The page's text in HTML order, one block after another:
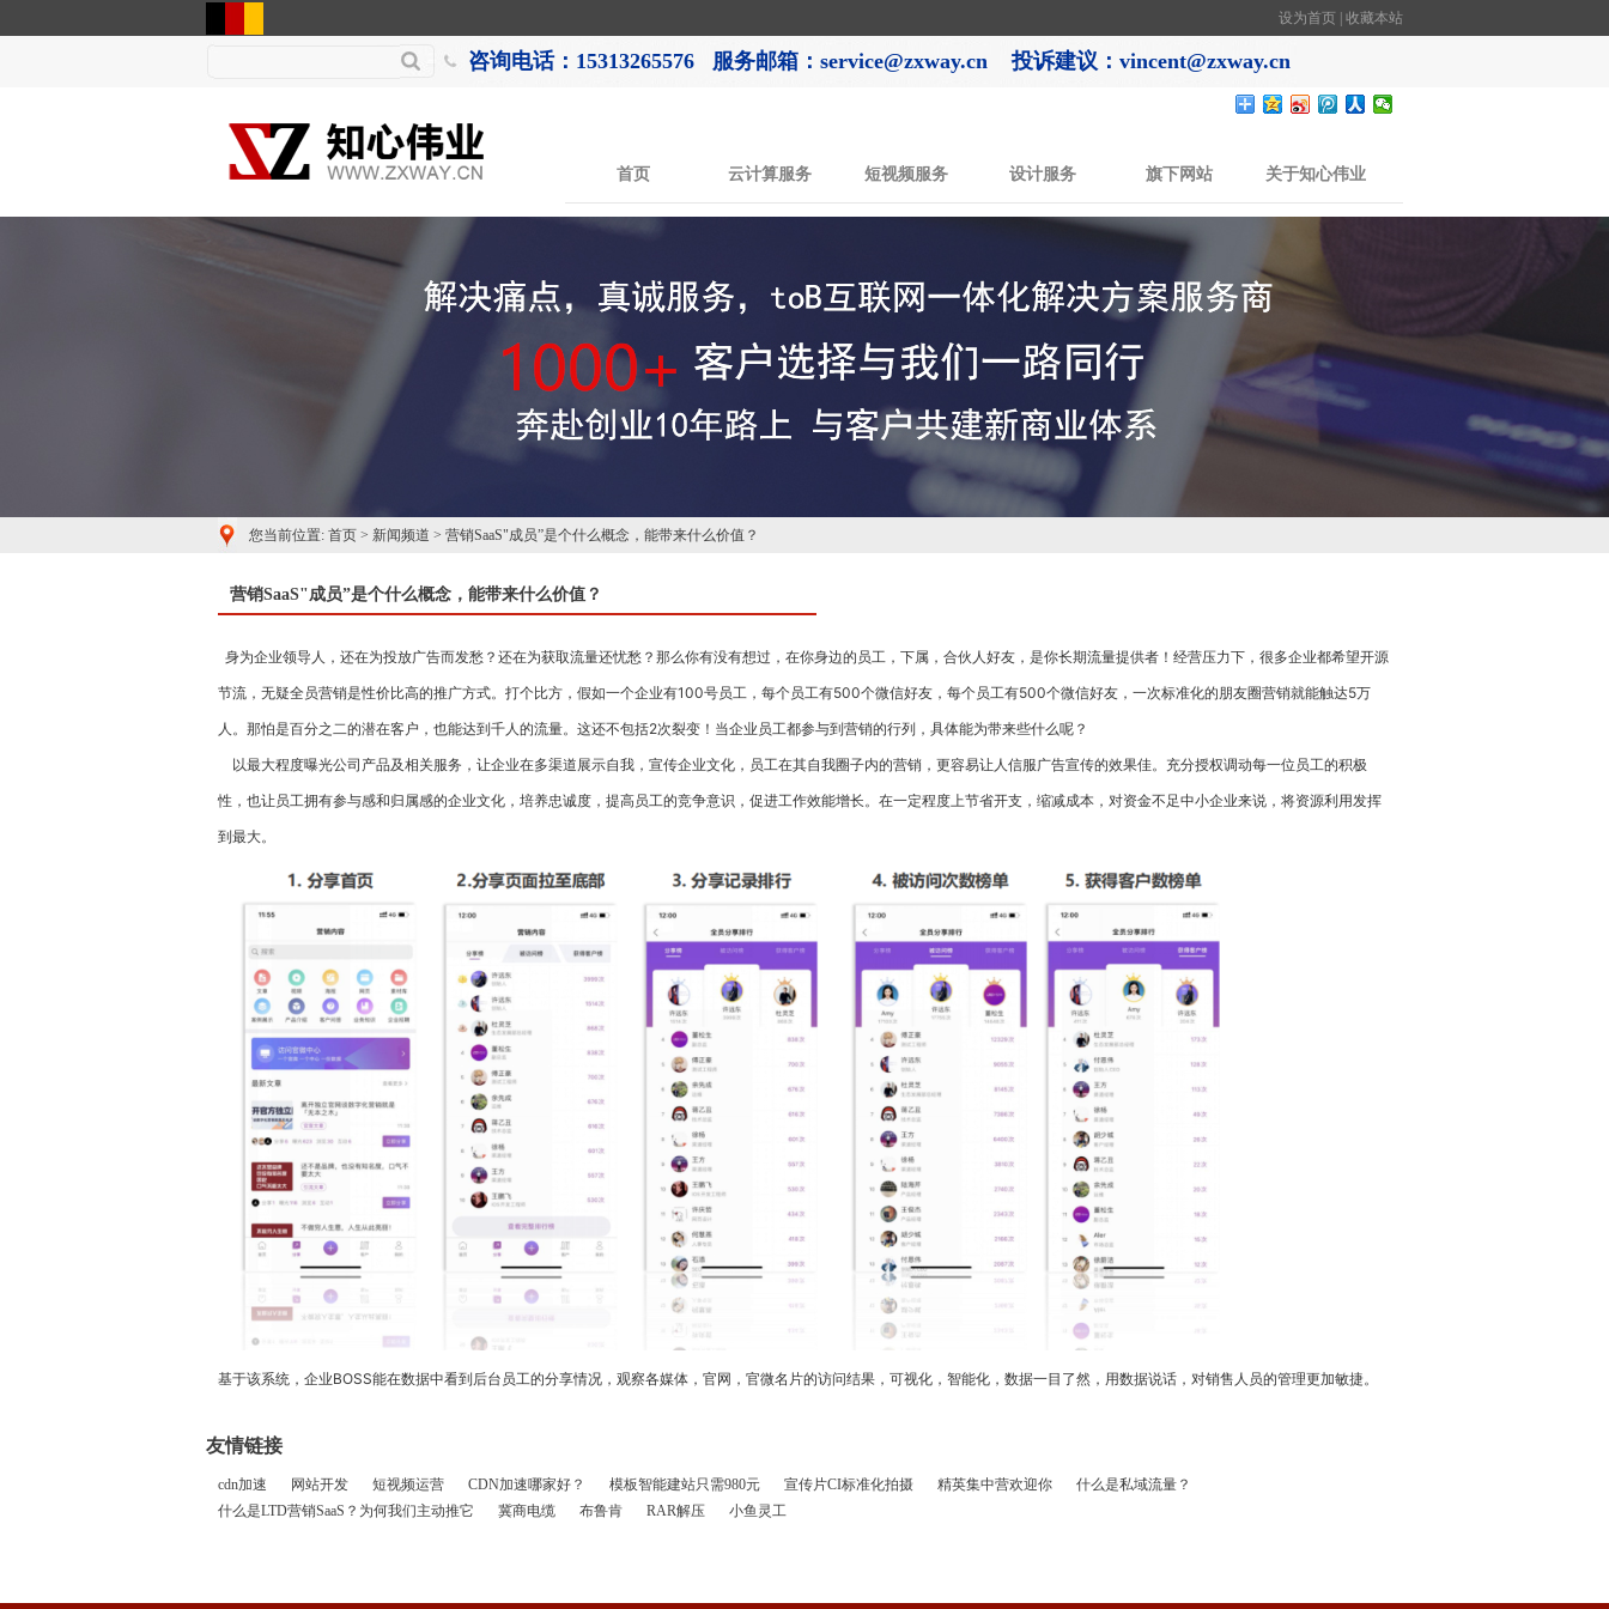
设为首页 收藏本站
咨询电话：15313265576 服务邮箱：service@zxway.cn 投诉建议：vincent@zxway.cn
首页 云计算服务 短视频服务 设计服务 旗下网站 关于知心伟业
您当前位置: 首页 > 新闻频道 > 营销SaaS"成员”是个什么概念，能带来什么价值？
营销SaaS"成员”是个什么概念，能带来什么价值？
身为企业领导人，还在为投放广告而发愁？还在为获取流量还忧愁？那么你有没有想过，在你身边的员工，下属，合伙人好友，是你长期流量提供者！经营压力下，很多企业都希望开源
节流，无疑全员营销是性价比高的推广方式。打个比方，假如一个企业有100号员工，每个员工有500个微信好友，每个员工有500个微信好友，一次标准化的朋友圈营销就能触达5万
人。那怕是百分之二的潜在客户，也能达到千人的流量。这还不包括2次裂变！当企业员工都参与到营销的行列，具体能为带来些什么呢？
以最大程度曝光公司产品及相关服务，让企业在多渠道展示自我，宣传企业文化，员工在其自我圈子内的营销，更容易让人信服广告宣传的效果佳。充分授权调动每一位员工的积极
性，也让员工拥有参与感和归属感的企业文化，培养忠诚度，提高员工的竞争意识，促进工作效能增长。在一定程度上节省开支，缩减成本，对资金不足中小企业来说，将资源利用发挥
到最大。
基于该系统，企业BOSS能在数据中看到后台员工的分享情况，观察各媒体，官网，官微名片的访问结果，可视化，智能化，数据一目了然，用数据说话，对销售人员的管理更加敏捷。
友情链接
cdn加速 网站开发 短视频运营 CDN加速哪家好？ 模板智能建站只需980元 宣传片CI标准化拍摄 精英集中营欢迎你
什么是私域流量？
什么是LTD营销SaaS？为何我们主动推它
冀商电缆 布鲁肯 RAR解压 小鱼灵工